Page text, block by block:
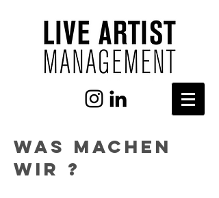
Was machen
wir ?